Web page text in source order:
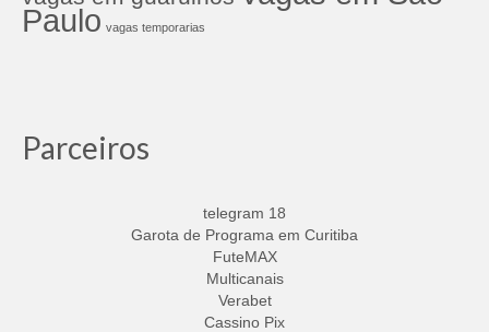
Paulo vagas temporarias
Parceiros
telegram 18
Garota de Programa em Curitiba
FuteMAX
Multicanais
Verabet
Cassino Pix